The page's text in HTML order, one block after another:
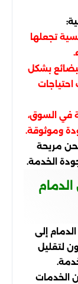
تجعلها
بشكل
في السوق،
وموثوقة.
مريحة
الخدمة.
إلى
لتقليل
الخدمات